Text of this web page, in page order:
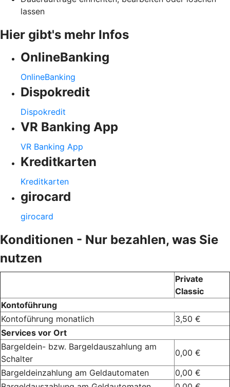
lassen
Hier gibt's mehr Infos
OnlineBanking
OnlineBanking
Dispokredit
Dispokredit
VR Banking App
VR Banking App
Kreditkarten
Kreditkarten
girocard
girocard
Konditionen - Nur bezahlen, was Sie
nutzen
Private
Classic
Kontoführung
Kontoführung monatlich
3,50 €
Services vor Ort
Bargeldein- bzw. Bargeldauszahlung am
Schalter
0,00 €
Bargeldeinzahlung am Geldautomaten
0,00 €